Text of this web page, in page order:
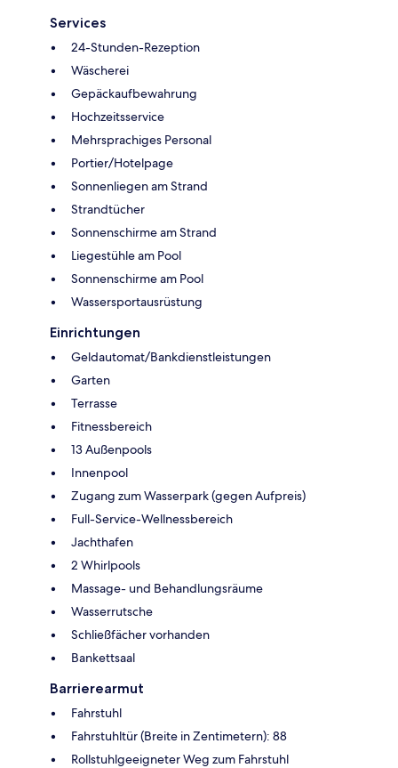
Services
24-Stunden-Rezeption
Wäscherei
Gepäckaufbewahrung
Hochzeitsservice
Mehrsprachiges Personal
Portier/Hotelpage
Sonnenliegen am Strand
Strandtücher
Sonnenschirme am Strand
Liegestühle am Pool
Sonnenschirme am Pool
Wassersportausrüstung
Einrichtungen
Geldautomat/Bankdienstleistungen
Garten
Terrasse
Fitnessbereich
13 Außenpools
Innenpool
Zugang zum Wasserpark (gegen Aufpreis)
Full-Service-Wellnessbereich
Jachthafen
2 Whirlpools
Massage- und Behandlungsräume
Wasserrutsche
Schließfächer vorhanden
Bankettsaal
Barrierearmut
Fahrstuhl
Fahrstuhltür (Breite in Zentimetern): 88
Rollstuhlgeeigneter Weg zum Fahrstuhl